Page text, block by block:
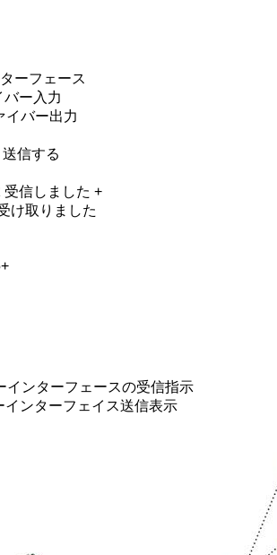
ーフェース
バー入力
イバー出力
信する
受信しました +
け取りました
インターフェースの受信指示
インターフェイス送信表示